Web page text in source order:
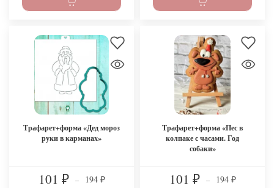
Трафарет+форма «Дед мороз
руки в карманах»
101 ₽ – 194 ₽
Трафарет+форма «Пес в
колпаке с часами. Год
собаки»
101 ₽ – 194 ₽